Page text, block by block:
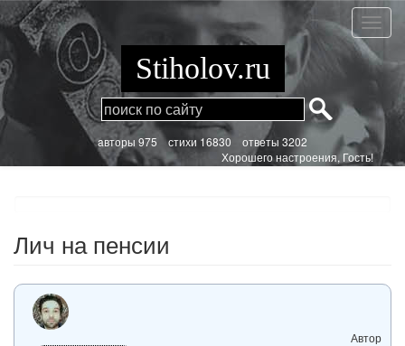
Перейти
к
основному
содержанию
Лич
на
Stiholov.ru
aвторы 975стихи 16830 ответы 3202
Хорошего настроения, Гость!
Лич на пенсии
Автор